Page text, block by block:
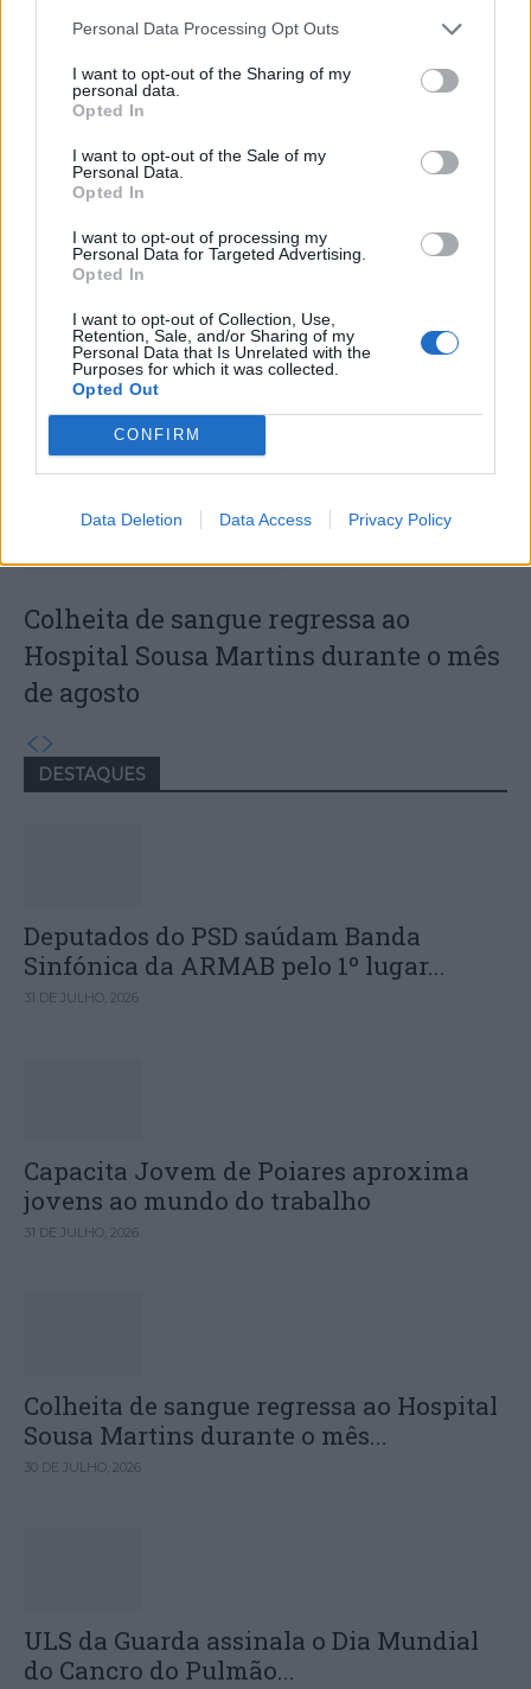
Personal Data Processing Opt Outs
I want to opt-out of the Sharing of my
personal data.
Opted In
I want to opt-out of the Sale of my
Personal Data.
Opted In
I want to opt-out of processing my
Personal Data for Targeted Advertising.
Opted In
I want to opt-out of Collection, Use,
Retention, Sale, and/or Sharing of my
Personal Data that Is Unrelated with the
Purposes for which it was collected.
Opted Out
CONFIRM
Data Deletion Data Access Privacy Policy
certame internacional de Valência
Capacita Jovem de Poiares aproxima
jovens ao mundo do trabalho
Colheita de sangue regressa ao
Hospital Sousa Martins durante o mês
de agosto
DESTAQUES
Deputados do PSD saúdam Banda
Sinfónica da ARMAB pelo 1º lugar...
31 DE JULHO, 2026
Capacita Jovem de Poiares aproxima
jovens ao mundo do trabalho
31 DE JULHO, 2026
Colheita de sangue regressa ao Hospital
Sousa Martins durante o mês...
30 DE JULHO, 2026
ULS da Guarda assinala o Dia Mundial
do Cancro do Pulmão...